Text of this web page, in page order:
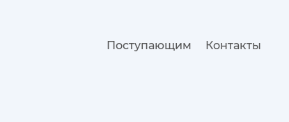
Поступающим Контакты